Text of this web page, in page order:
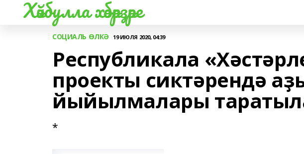
Хәйбулла хәбәрҙәре
СОЦИАЛЬ ӨЛКӘ 19 ИЮЛЯ 2020, 04:39
Республикала
проекты сиктәрендә
йыйылмалары
*